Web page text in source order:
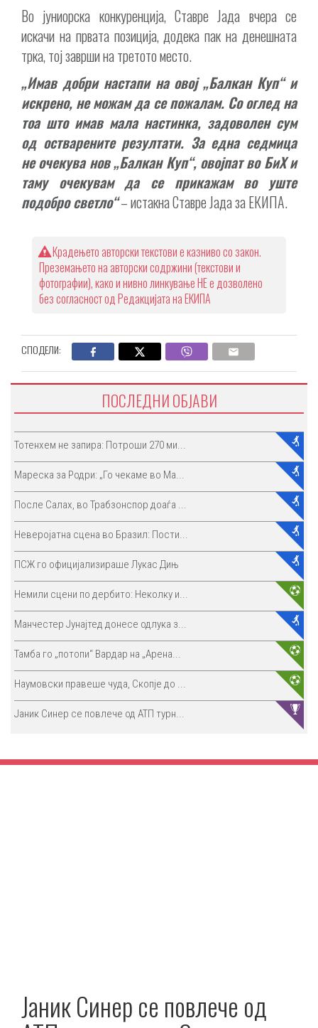
Во јуниорска конкуренција, Ставре Јада вчера се
искачи на првата позиција, додека пак на денешната
трка, тој заврши на третото место.
„Имав добри настапи на овој „Балкан Куп“ и
искрено, не можам да се пожалам. Со оглед на
тоа што имав мала настинка, задоволен сум
од остварените резултати. За една седмица
не очекува нов „Балкан Куп“, овојпат во БиХ и
таму очекувам да се прикажам во уште
подобро светло“– истакна Ставре Јада за ЕКИПА.
Крадењето авторски текстови е казниво со закон.
Преземањето на авторски содржини (текстови и
фотографии), како и нивно линкување НЕ е дозволено
без согласност од Редакцијата на ЕКИПА
СПОДЕЛИ:
ПОСЛЕДНИ ОБЈАВИ
Тотенхем не запира: Потроши 270 ми...
Мареска за Родри: „Го чекаме во Ма...
После Салах, во Трабзонспор доаѓа ...
Неверојатна сцена во Бразил: Пости...
ПСЖ го официјализираше Лукас Дињ
Немили сцени по дербито: Неколку и...
Манчестер Јунајтед донесе одлука з...
Тамба го „потопи“ Вардар на „Арена...
Наумовски правеше чуда, Скопје до ...
Јаник Синер се повлече од АТП турн...
Јаник Синер се повлече од